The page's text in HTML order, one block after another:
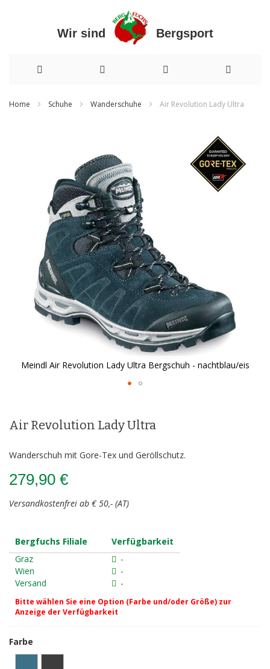
Wir sind Bergsport
Home Schuhe Wanderschuhe Air Revolution Lady Ultra
Meindl Air Revolution Lady Ultra Bergschuh - nachtblau/eis
der
Air Revolution Lady Ultra
Wanderschuh mit Gore-Tex und Geröllschutz.
279,90 €
Versandkostenfrei ab € 50,- (AT)
Bergfuchs Filiale
Verfügbarkeit
Graz
-
Wien
-
Versand
-
Bitte wählen Sie eine Option (Farbe und/oder Größe) zur
Anzeige der Verfügbarkeit
Farbe